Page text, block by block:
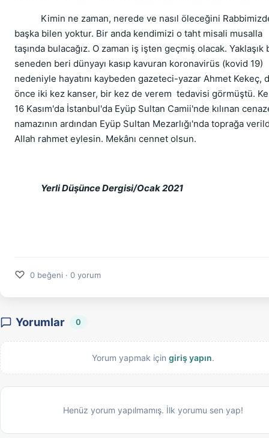
Kimin ne zaman, nerede ve nasıl öleceğini
başka bilen yoktur. Bir anda kendimizi o taht misali musalla
taşında bulacağız. O zaman iş işten geçmiş olacak. Yaklaşık
seneden beri dünyayı kasıp kavuran koronavirüs (kovid 19)
nedeniyle hayatını kaybeden gazeteci-yazar Ahmet Kekeç,
önce iki kez kanser, bir kez de verem tedavisi görmüştü.
16 Kasım'da İstanbul'da Eyüp Sultan Camii'nde kılınan
namazının ardından Eyüp Sultan Mezarlığı'nda toprağa
Allah rahmet eylesin. Mekânı cennet olsun.
Yerli Düşünce Dergisi/Ocak 2021
♡ 0 beğeni · 0 yorum
Yorumlar 0
Yorum yapmak için giriş yapın.
Henüz yorum yapılmamış. İlk yorumu sen yap!